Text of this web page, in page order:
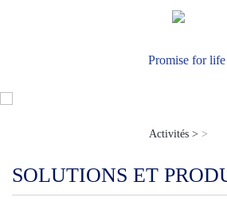
Promise for life
Activités > >
SOLUTIONS ET